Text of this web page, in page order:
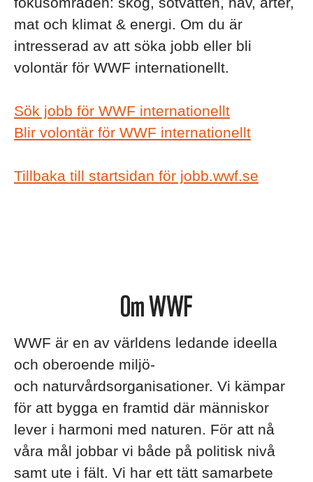
mat och klimat & energi. Om du är
intresserad av att söka jobb eller bli
volontär för WWF internationellt.
Sök jobb för WWF internationellt
Blir volontär för WWF internationellt
Tillbaka till startsidan för jobb.wwf.se
Om WWF
WWF är en av världens ledande ideella
och oberoende miljö-
och naturvårdsorganisationer. Vi kämpar
för att bygga en framtid där människor
lever i harmoni med naturen. För att nå
våra mål jobbar vi både på politisk nivå
samt ute i fält. Vi har ett tätt samarbete